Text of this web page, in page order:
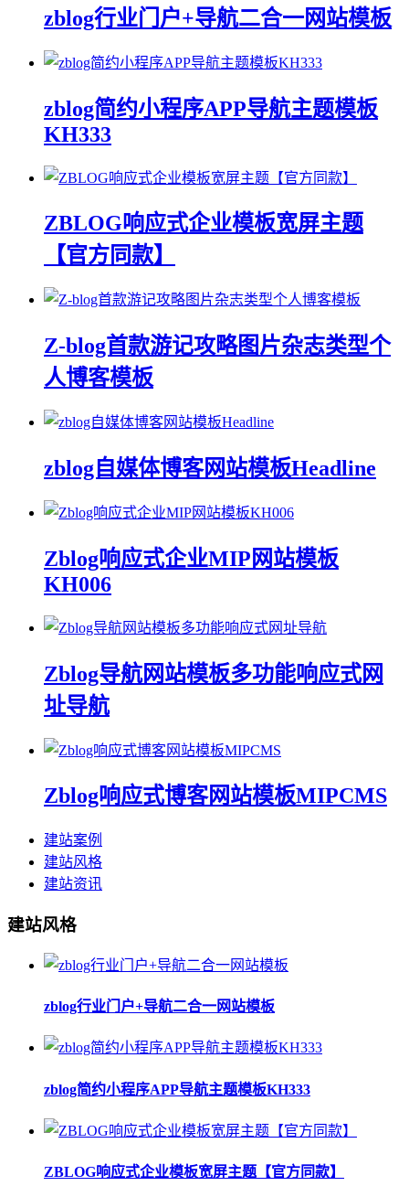
zblog行业门户+导航二合一网站模板
zblog简约小程序APP导航主题模板
KH333
ZBLOG响应式企业模板宽屏主题
【官方同款】
Z-blog首款游记攻略图片杂志类型个
人博客模板
zblog自媒体博客网站模板Headline
Zblog响应式企业MIP网站模板
KH006
Zblog导航网站模板多功能响应式网
址导航
Zblog响应式博客网站模板MIPCMS
建站案例
建站风格
建站资讯
建站风格
zblog行业门户+导航二合一网站模板
zblog简约小程序APP导航主题模板KH333
ZBLOG响应式企业模板宽屏主题【官方同款】